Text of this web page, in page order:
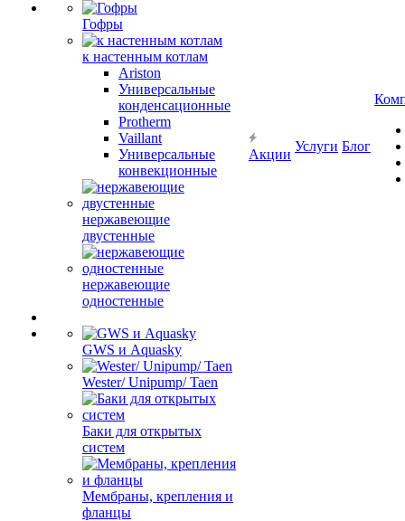
Гофры
к настенным котлам
Ariston
Универсальные
конденсационные
Protherm
Vaillant
Универсальные
конвекционные
нержавеющие
двустенные
нержавеющие
одностенные
GWS и Aquasky
Wester/ Unipump/ Taen
Баки для открытых
систем
Мембраны, крепления и
фланцы
Акции
Услуги Блог